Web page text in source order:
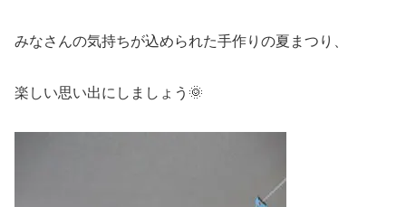
みなさんの気持ちが込められた手作りの夏まつり、
楽しい思い出にしましょう🌞